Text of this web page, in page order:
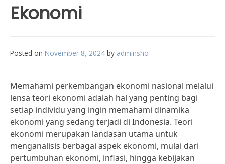
Ekonomi
Posted on November 8, 2024 by adminsho
Memahami perkembangan ekonomi nasional melalui
lensa teori ekonomi adalah hal yang penting bagi
setiap individu yang ingin memahami dinamika
ekonomi yang sedang terjadi di Indonesia. Teori
ekonomi merupakan landasan utama untuk
menganalisis berbagai aspek ekonomi, mulai dari
pertumbuhan ekonomi, inflasi, hingga kebijakan